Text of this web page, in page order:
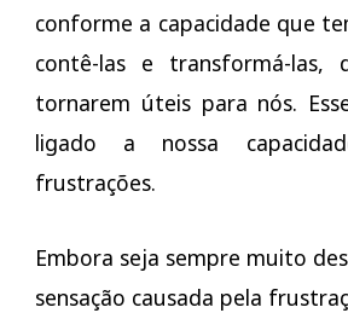
conforme a capacidade que
contê-las e transformá-
tornarem úteis para nós.
ligado a nossa
frustrações.
Embora seja sempre muito
sensação causada pela